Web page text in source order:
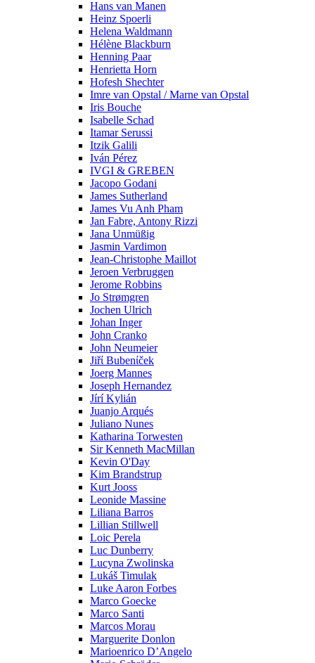
Hans van Manen
Heinz Spoerli
Helena Waldmann
Hélène Blackburn
Henning Paar
Henrietta Horn
Hofesh Shechter
Imre van Opstal / Marne van Opstal
Iris Bouche
Isabelle Schad
Itamar Serussi
Itzik Galili
Iván Pérez
IVGI & GREBEN
Jacopo Godani
James Sutherland
James Vu Anh Pham
Jan Fabre, Antony Rizzi
Jana Unmüßig
Jasmin Vardimon
Jean-Christophe Maillot
Jeroen Verbruggen
Jerome Robbins
Jo Strømgren
Jochen Ulrich
Johan Inger
John Cranko
John Neumeier
Jiřί Bubenίček
Joerg Mannes
Joseph Hernandez
Jírí Kylián
Juanjo Arqués
Juliano Nunes
Katharina Torwesten
Sir Kenneth MacMillan
Kevin O'Day
Kim Brandstrup
Kurt Jooss
Leonide Massine
Liliana Barros
Lillian Stillwell
Loic Perela
Luc Dunberry
Lucyna Zwolinska
Lukáš Timulak
Luke Aaron Forbes
Marco Goecke
Marco Santi
Marcos Morau
Marguerite Donlon
Marioenrico D’Angelo